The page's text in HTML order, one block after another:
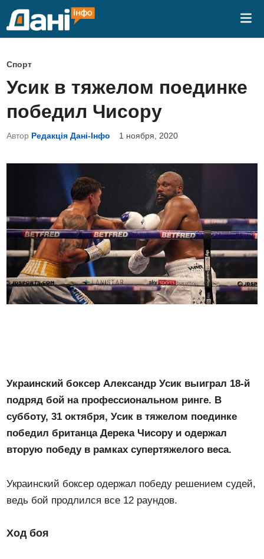
О
п
у
б
к
н
Спорт
Усик в тяжелом поединке
победил Чисору
Автор Редакція Дані-Інфо 1 ноября, 2020
Украинский боксер Александр Усик выиграл 18-й
подряд бой на профессиональном ринге. В
субботу, 31 октября, Усик в тяжелом поединке
победил британца Дерека Чисору и одержал
вторую победу в рамках супертяжелого веса.
Украинский боксер одержал победу решением судей,
ведь бой продлился все 12 раундов.
Ход боя